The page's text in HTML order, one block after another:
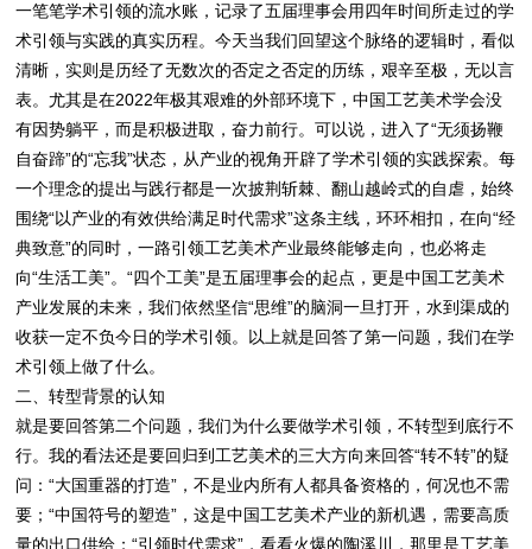
一笔笔学术引领的流水账，记录了五届理事会用四年时间所走过的学
术引领与实践的真实历程。今天当我们回望这个脉络的逻辑时，看似
清晰，实则是历经了无数次的否定之否定的历练，艰辛至极，无以言
表。尤其是在2022年极其艰难的外部环境下，中国工艺美术学会没
有因势躺平，而是积极进取，奋力前行。可以说，进入了“无须扬鞭
自奋蹄”的“忘我”状态，从产业的视角开辟了学术引领的实践探索。每
一个理念的提出与践行都是一次披荆斩棘、翻山越岭式的自虐，始终
围绕“以产业的有效供给满足时代需求”这条主线，环环相扣，在向“经
典致意”的同时，一路引领工艺美术产业最终能够走向，也必将走
向“生活工美”。“四个工美”是五届理事会的起点，更是中国工艺美术
产业发展的未来，我们依然坚信“思维”的脑洞一旦打开，水到渠成的
收获一定不负今日的学术引领。以上就是回答了第一问题，我们在学
术引领上做了什么。
二、转型背景的认知
就是要回答第二个问题，我们为什么要做学术引领，不转型到底行不
行。我的看法还是要回归到工艺美术的三大方向来回答“转不转”的疑
问：“大国重器的打造”，不是业内所有人都具备资格的，何况也不需
要；“中国符号的塑造”，这是中国工艺美术产业的新机遇，需要高质
量的出口供给；“引领时代需求”，看看火爆的陶溪川，那里是工艺美